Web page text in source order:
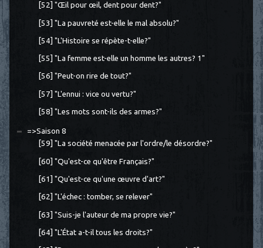
[52] "Œil pour œil, dent pour dent?"
[53] "La pauvreté est-elle le mal absolu?"
[54] "L'Histoire se répète-t-elle?"
[55] "La femme est-elle un homme les autres? 1"
[56] "Peut-on rire de tout?"
[57] "L'ennui : vice ou vertu?"
[58] "Les mots sont-ils des armes?"
=>Saison 8
[59] "La société menacée par l'ordre/le désordre?"
[60] "Qu'est-ce qu'être Français?"
[61] "Qu'est-ce qu'une œuvre d'art?"
[62] "L'échec : tomber, se relever"
[63] "Suis-je l'auteur de ma propre vie?"
[64] "L'État a-t-il tous les droits?"